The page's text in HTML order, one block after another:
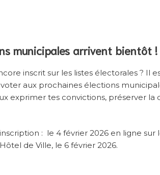
municipales arrivent bientôt !
inscrit sur les listes électorales ? Il
aux prochaines élections
exprimer tes convictions, préserver
: le 4 février 2026 en ligne sur
de Ville, le 6 février 2026.